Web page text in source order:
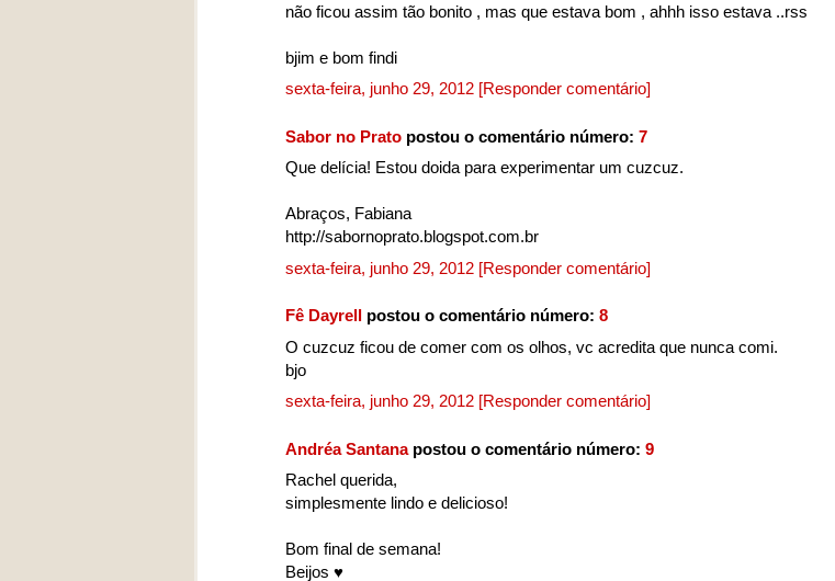
não ficou assim tão bonito , mas que estava bom , ahhh isso estava ..rss
bjim e bom findi
sexta-feira, junho 29, 2012 [Responder comentário]
Sabor no Prato postou o comentário número: 7
Que delícia! Estou doida para experimentar um cuzcuz.
Abraços, Fabiana
http://sabornoprato.blogspot.com.br
sexta-feira, junho 29, 2012 [Responder comentário]
Fê Dayrell postou o comentário número: 8
O cuzcuz ficou de comer com os olhos, vc acredita que nunca comi.
bjo
sexta-feira, junho 29, 2012 [Responder comentário]
Andréa Santanapostou o comentário número: 9
Rachel querida,
simplesmente lindo e delicioso!
Bom final de semana!
Beijos ♥